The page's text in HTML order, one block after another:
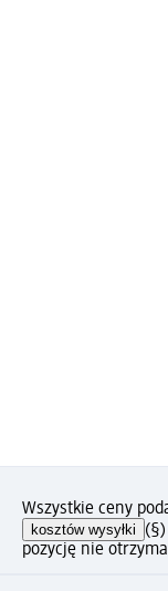
Wszystkie ceny
kosztów wysyłki
pozycję nie